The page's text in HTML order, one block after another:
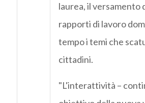
laurea, il
rapporti di lavoro
tempo i temi che
cittadini.
"L'interattività –